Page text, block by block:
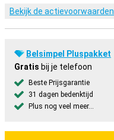
Bekijk de actievoorwaarden
Belsimpel Pluspakket
Gratis bij je telefoon
Beste Prijsgarantie
31 dagen bedenktijd
Plus nog veel meer...